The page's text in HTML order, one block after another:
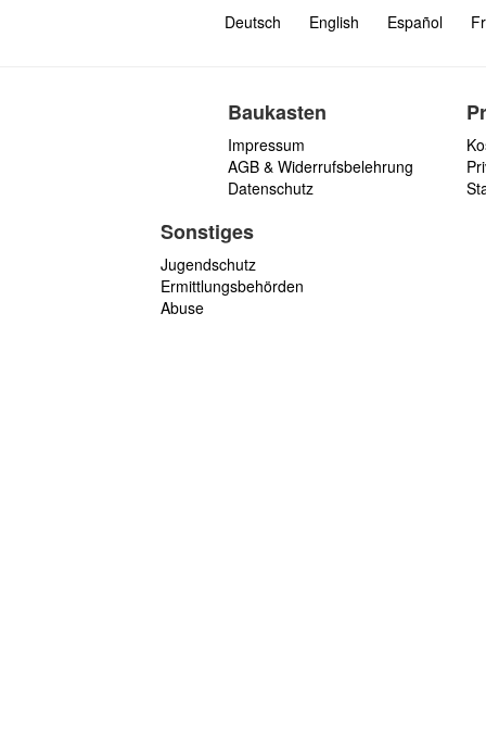
Deutsch English Español
Baukasten
Impressum
AGB & Widerrufsbelehrung
Datenschutz
Sonstiges
Jugendschutz
Ermittlungsbehörden
Abuse